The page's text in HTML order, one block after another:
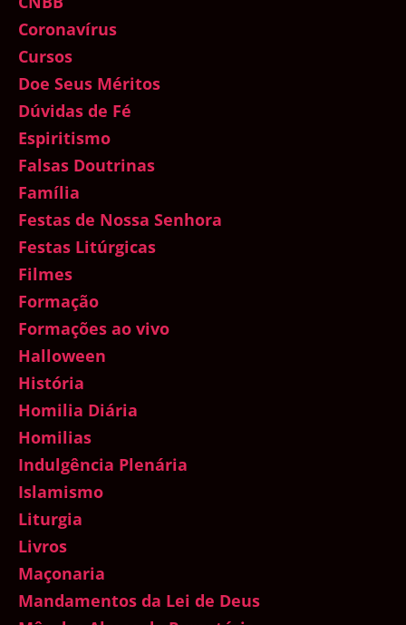
Coronavírus
Cursos
Doe Seus Méritos
Dúvidas de Fé
Espiritismo
Falsas Doutrinas
Família
Festas de Nossa Senhora
Festas Litúrgicas
Filmes
Formação
Formações ao vivo
Halloween
História
Homilia Diária
Homilias
Indulgência Plenária
Islamismo
Liturgia
Livros
Maçonaria
Mandamentos da Lei de Deus